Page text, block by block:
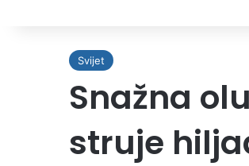
Svijet
Snažna
struje